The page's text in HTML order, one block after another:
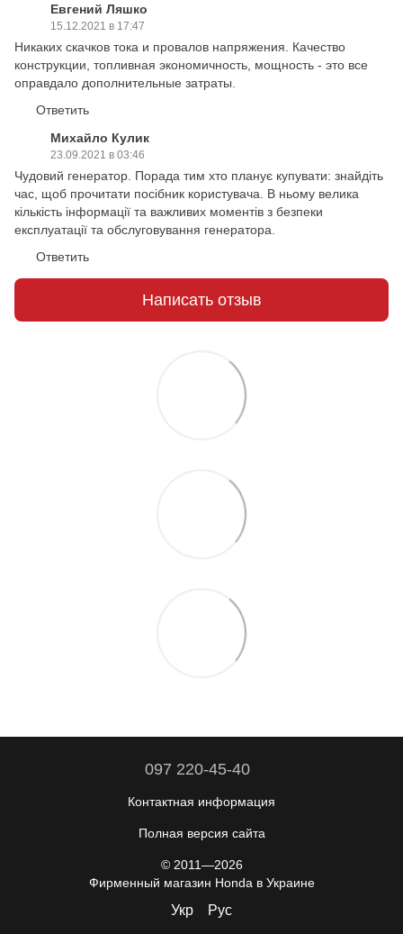
Евгений Ляшко
15.12.2021 в 17:47
Никаких скачков тока и провалов напряжения. Качество
конструкции, топливная экономичность, мощность - это все
оправдало дополнительные затраты.
Ответить
Михайло Кулик
23.09.2021 в 03:46
Чудовий генератор. Порада тим хто планує купувати: знайдіть
час, щоб прочитати посібник користувача. В ньому велика
кількість інформації та важливих моментів з безпеки
експлуатації та обслуговування генератора.
Ответить
Написать отзыв
097 220-45-40
Контактная информация
Полная версия сайта
© 2011—2026
Фирменный магазин Honda в Украине
Укр Рус